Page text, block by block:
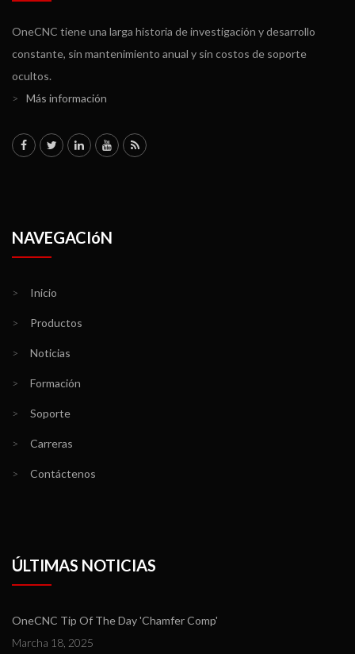
OneCNC tiene una larga historia de investigación y desarrollo
constante, sin mantenimiento anual y sin costos de soporte
ocultos.
>
Más información
NAVEGACIóN
> Inicio
> Productos
> Noticias
> Formación
> Soporte
> Carreras
> Contáctenos
ÚLTIMAS NOTICIAS
OneCNC Tip Of The Day 'Chamfer Comp'
Marcha 18, 2025